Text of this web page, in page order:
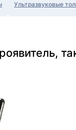
Ультразвуковые